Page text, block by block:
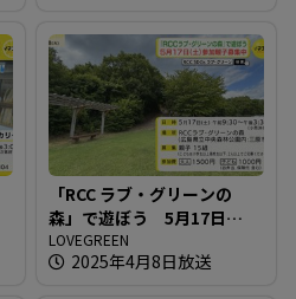
「RCC ラブ・グリーンの
森」で遊ぼう 5月17日
（土）参加親子募集中
LOVEGREEN
2025年4月8日放送